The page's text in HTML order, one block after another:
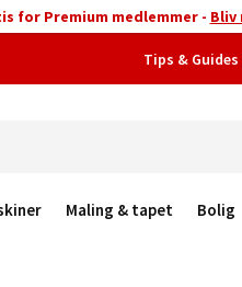
for Premium medlemmer - Bliv
Tips & Guides
Maling & tapet Bolig